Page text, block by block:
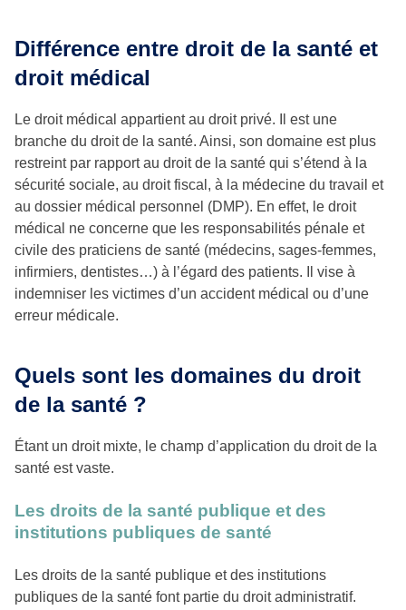
Différence entre droit de la santé et
droit médical
Le droit médical appartient au droit privé. Il est une
branche du droit de la santé. Ainsi, son domaine est plus
restreint par rapport au droit de la santé qui s’étend à la
sécurité sociale, au droit fiscal, à la médecine du travail et
au dossier médical personnel (DMP). En effet, le droit
médical ne concerne que les responsabilités pénale et
civile des praticiens de santé (médecins, sages-femmes,
infirmiers, dentistes…) à l’égard des patients. Il vise à
indemniser les victimes d’un accident médical ou d’une
erreur médicale.
Quels sont les domaines du droit
de la santé ?
Étant un droit mixte, le champ d’application du droit de la
santé est vaste.
Les droits de la santé publique et des
institutions publiques de santé
Les droits de la santé publique et des institutions
publiques de la santé font partie du droit administratif.